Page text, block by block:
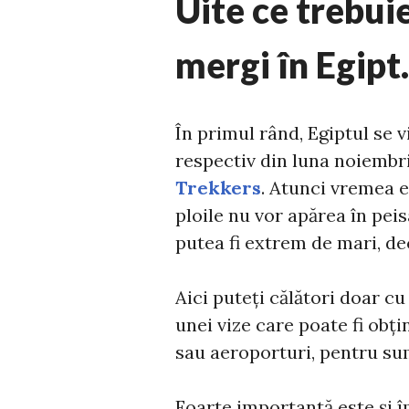
Uite ce
mergi în
În primul rând, Egiptul se
respectiv din luna
Trekkers. Atunci vremea
ploile nu vor apărea în
putea fi extrem de mari,
Aici puteți călători doar cu
unei vize care poate fi
sau aeroporturi, pentru